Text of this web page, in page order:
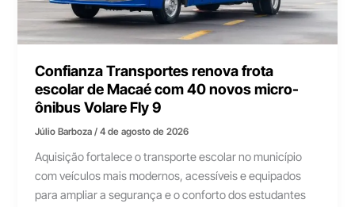
Confianza Transportes renova frota
escolar de Macaé com 40 novos micro-
ônibus Volare Fly 9
Júlio Barboza/4 de agosto de 2026
Aquisição fortalece o transporte escolar no município
com veículos mais modernos, acessíveis e equipados
para ampliar a segurança e o conforto dos estudantes